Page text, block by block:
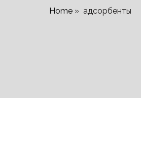
Home » адсорбенты